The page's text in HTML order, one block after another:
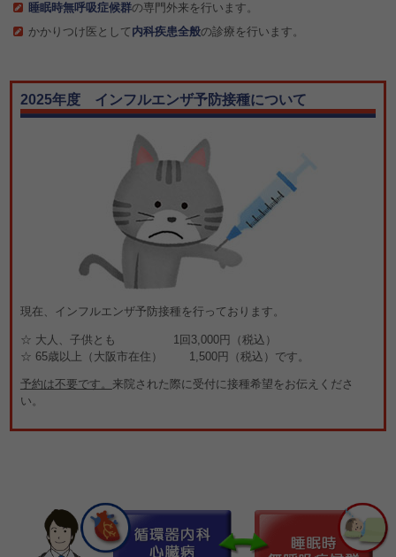
睡眠時無呼吸症候群の専門外来を行います。
かかりつけ医として 内科疾患全般の診療を行います。
2025年度 インフルエンザ予防接種について
現在、インフルエンザ予防接種を行っております。
☆ 大人、子供とも 1回3,000円（税込）
☆ 65歳以上（大阪市在住） 1,500円（税込）です。
予約は不要です。 来院された際に受付に接種希望をお伝えくださ
い。